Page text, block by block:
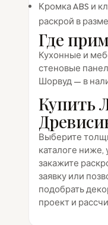
Кромка ABS и
раскрой в
Где
Кухонные и
стеновые
Шорвуд — в
Купить
Выберите
каталоге ниже,
закажите
заявку или
подобрать
проект и